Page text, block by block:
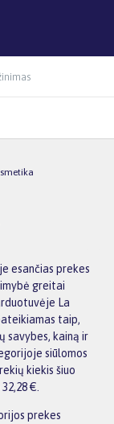
esančias prekes
greitai
La
taip,
savybes, kainą ir
siūlomos
kiekis šiuo
€.
prekes